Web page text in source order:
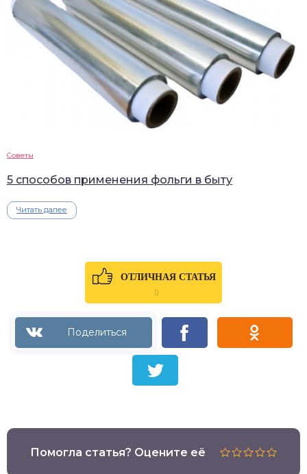
Советы
5 способов применения фольги в быту
Читать далее
ОТЛИЧНАЯ СТАТЬЯ
0
Помогла статья? Оцените её